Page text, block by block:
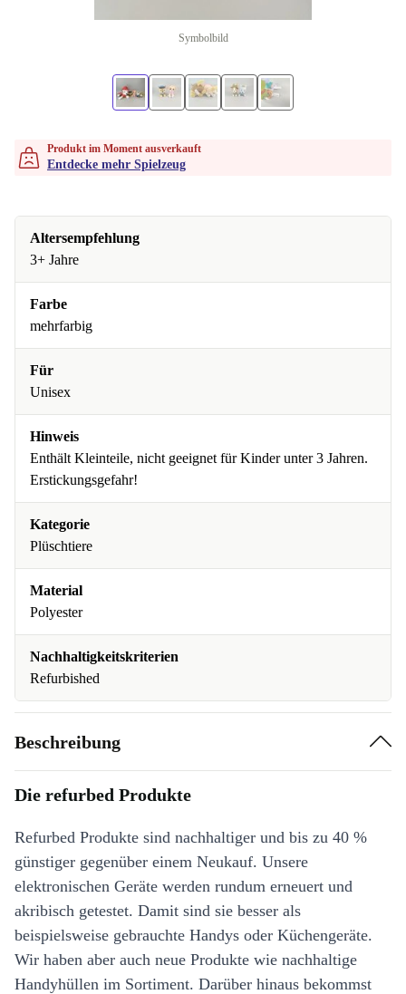
Symbolbild
Produkt im Moment ausverkauft
Entdecke mehr Spielzeug
Altersempfehlung
3+ Jahre
Farbe
mehrfarbig
Für
Unisex
Hinweis
Enthält Kleinteile, nicht geeignet für Kinder unter 3 Jahren.
Erstickungsgefahr!
Kategorie
Plüschtiere
Material
Polyester
Nachhaltigkeitskriterien
Refurbished
Beschreibung
Die refurbed Produkte
Refurbed Produkte sind nachhaltiger und bis zu 40 %
günstiger gegenüber einem Neukauf. Unsere
elektronischen Geräte werden rundum erneuert und
akribisch getestet. Damit sind sie besser als
beispielsweise gebrauchte Handys oder Küchengeräte.
Wir haben aber auch neue Produkte wie nachhaltige
Handyhüllen im Sortiment. Darüber hinaus bekommst